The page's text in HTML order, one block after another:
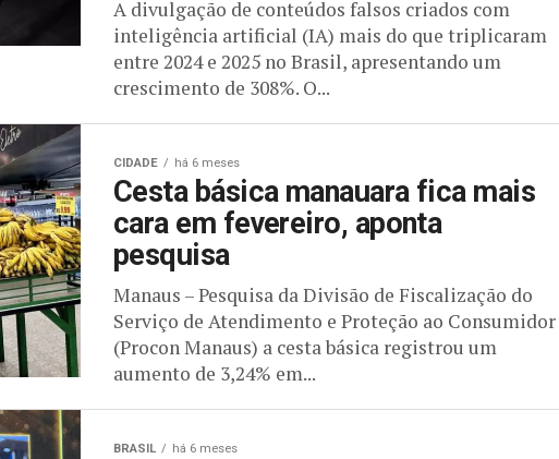
A divulgação de conteúdos falsos criados com
inteligência artificial (IA) mais do que triplicaram
entre 2024 e 2025 no Brasil, apresentando um
crescimento de 308%. O...
CIDADE há 6 meses
Cesta básica manauara fica mais
cara em fevereiro, aponta
pesquisa
Manaus – Pesquisa da Divisão de Fiscalização do
Serviço de Atendimento e Proteção ao Consumidor
(Procon Manaus) a cesta básica registrou um
aumento de 3,24% em...
BRASIL há 6 meses